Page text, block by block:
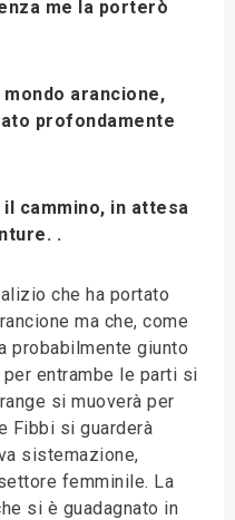
me la porterò
arancione,
profondamente
cammino, in attesa
.
che ha portato
ma che, come
probabilmente giunto
entrambe le parti si
si muoverà per
Fibbi si guarderà
sistemazione,
femminile. La
si è guadagnato in